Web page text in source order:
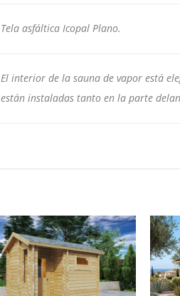
Tela asfáltica Icopal Plano.
El interior de la sauna de vapor está
están instaladas tanto en la parte